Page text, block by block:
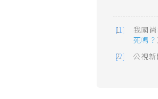
我國
死嗎？
公視